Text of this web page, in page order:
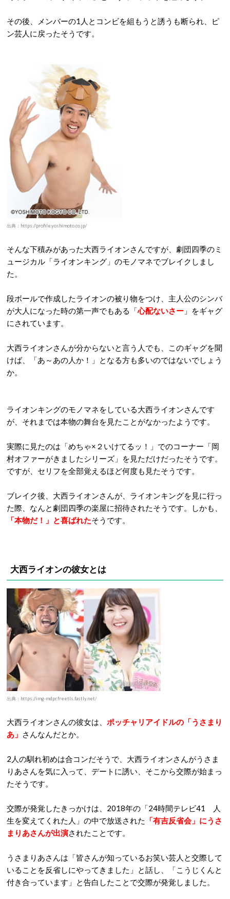
その後、メンバーの1人とコンビを組もうと誘うも断られ、ピ
ン芸人に戻ったそうです。
出典：https://profile.yoshimoto.co.jp/
そんな下積みがあった大西ライオンさんですが、劇団四季のミ
ュージカル「ライオンキング」のモノマネでブレイクしまし
た。
段ボールで作成したライオンの被り物をつけ、主人公のシンバ
が大人になった時の第一声でもある「心配ないさー 」をギャグ
にされています。
大西ライオンさんが分からないと言う人でも、このギャグを聞
けば、「あ～あの人か！」となる方も多いのではないでしょう
か。
ライオンキングのモノマネをしている大西ライオンさんです
が、それまでは本物の舞台を見たことがなかったようです。
実際に見たのは「めちゃ×２いけてるッ！」でのコーナー「岡
村オファーがきましたシリーズ」を見ただけだったそうです。
ですが、セリフを全部覚えるほど何度も見たそうです。
ブレイク後、大西ライオンさんが、ライオンキングを見に行っ
た際、なんと劇団四季の楽屋に招待されたそうです。しかも、
「本物だ！」と喜ばれたそうです。
大西ライオンの彼女とは
出典：https://img-mdpr.freetls.fastly.net/
大西ライオンさんの彼女は、 ポッチャリアイドルの「うさまり
あ」 さんなんだとか。
2人の馴れ初めは合コンだそうで、大西ライオンさんがうさま
りあさんを気に入って、デートに誘い、そこから交際が始まっ
たそうです。
交際が発覚したきっかけは、2018年の「24時間テレビ41 人
生を変えてくれた人」の中で放送された
「有吉反省会」にうさ
まりあさんが出演されたことです。
うさまりあさんは「皆さんが知っているお笑い芸人と交際して
いることを反省しにやってきました」と話し、「こうじくんと
付き合っています」と告白したことで交際が発覚しました。